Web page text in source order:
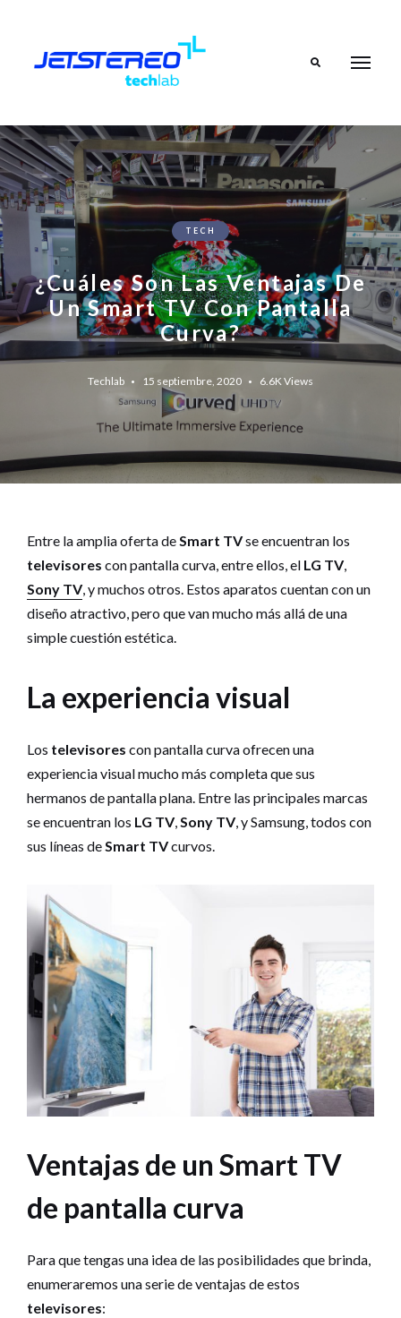
TECH
¿Cuáles Son Las Ventajas De
Un Smart TV Con Pantalla
Curva?
Techlab 15 septiembre, 2020 6.6K Views
Entre la amplia oferta deSmart TVse encuentran los
televisores con pantalla curva, entre ellos, el LG TV,
Sony TV, y muchos otros. Estos aparatos cuentan con un
diseño atractivo, pero que van mucho más allá de una
simple cuestión estética.
La experiencia visual
Los televisores con pantalla curva ofrecen una
experiencia visual mucho más completa que sus
hermanos de pantalla plana. Entre las principales marcas
se encuentran los LG TV,Sony TV, y Samsung, todos con
sus líneas deSmart TVcurvos.
Ventajas de un Smart TV
de pantalla curva
Para que tengas una idea de las posibilidades que brinda,
enumeraremos una serie de ventajas de estos
televisores: